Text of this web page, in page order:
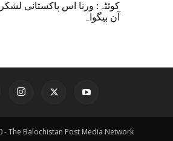
کوئٹہ: ورنا اس پاکستانی لشکر
آن بیگواہ
- The Balochistan Post Media Network